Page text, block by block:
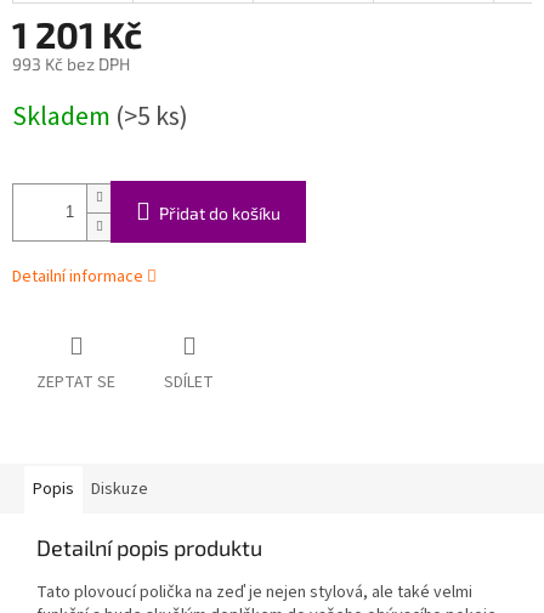
1 201 Kč
993 Kč bez DPH
cena:
Skladem (>5 ks)
Přidat do košíku
Detailní informace
ZEPTAT SE SDÍLET
Popis Diskuze
Detailní popis produktu
Tato plovoucí polička na zeď je nejen stylová, ale také velmi